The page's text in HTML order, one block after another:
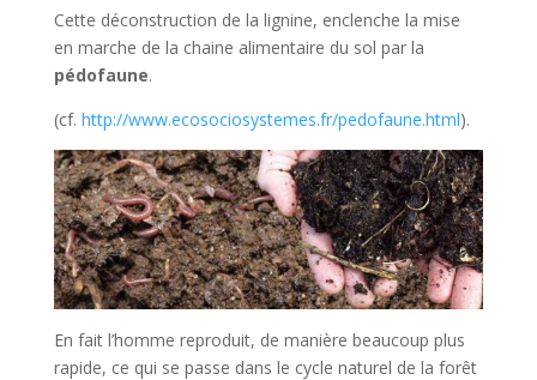
Cette déconstruction de la lignine, enclenche la mise
en marche de la chaine alimentaire du sol par la
pédofaune.
(cf. http://www.ecosociosystemes.fr/pedofaune.html).
En fait l’homme reproduit, de manière beaucoup plus
rapide, ce qui se passe dans le cycle naturel de la forêt